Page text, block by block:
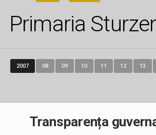
Primaria
2007 08 09 10 11 12 13
Transparența